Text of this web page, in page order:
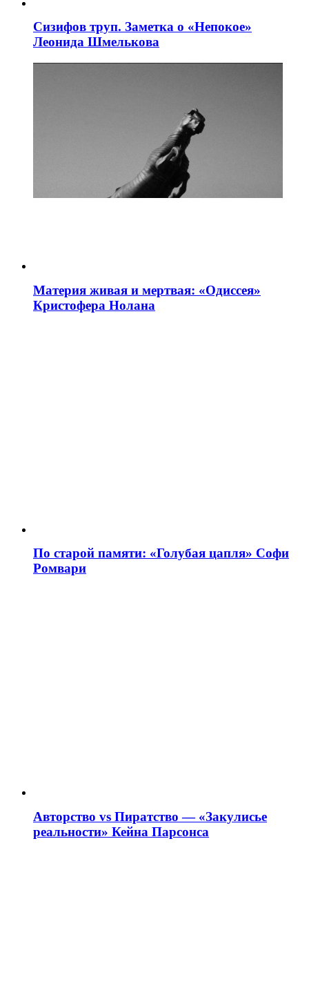
Сизифов труп. Заметка о «Непокое»
Леонида Шмелькова
Материя живая и мертвая: «Одиссея»
Кристофера Нолана
По старой памяти: «Голубая цапля» Софи
Ромвари
Авторство vs Пиратство — «Закулисье
реальности» Кейна Парсонса